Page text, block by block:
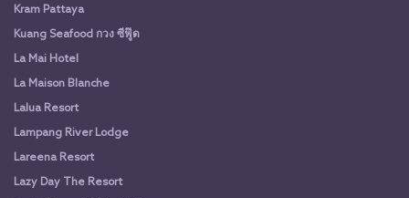
Kram Pattaya
Kuang Seafood กวง ซีฟู๊ด
La Mai Hotel
La Maison Blanche
Lalua Resort
Lampang River Lodge
Lareena Resort
Lazy Day The Resort